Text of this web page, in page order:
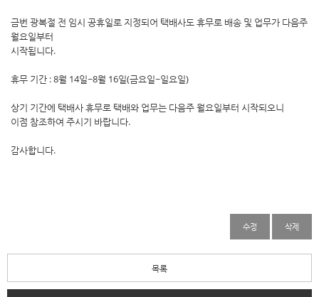
금번 광복절 전 임시 공휴일로 지정되어 택배사도 휴무로 배송 및 업무가 다음주
월요일부터
시작됩니다.
휴무 기간 : 8월 14일~8월 16일(금요일~일요일)
상기 기간에 택배사 휴무로 택배와 업무는 다음주 월요일부터 시작되오니
이점 참조하여 주시기 바랍니다.
감사합니다.
수정 삭제
목록